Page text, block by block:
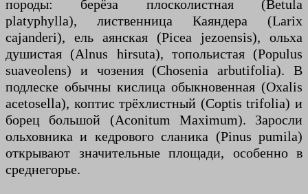
породы: берёза плосколистная (Betula
platyphylla), лиственница Каяндера (Larix
cajanderi), ель аянская (Picea jezoensis), ольха
душистая (Alnus hirsuta), топольистая (Populus
suaveolens) и чозения (Chosenia arbutifolia). В
подлеске обычны кислица обыкновенная (Oxalis
acetosella), коптис трёхлистный (Coptis trifolia) и
борец большой (Aconitum Maximum). Заросли
ольховника и кедрового сланика (Pinus pumila)
открывают значительные площади, особенно в
среднегорье.